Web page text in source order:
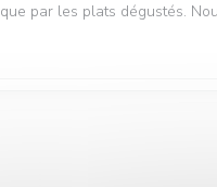
par les plats dégustés.